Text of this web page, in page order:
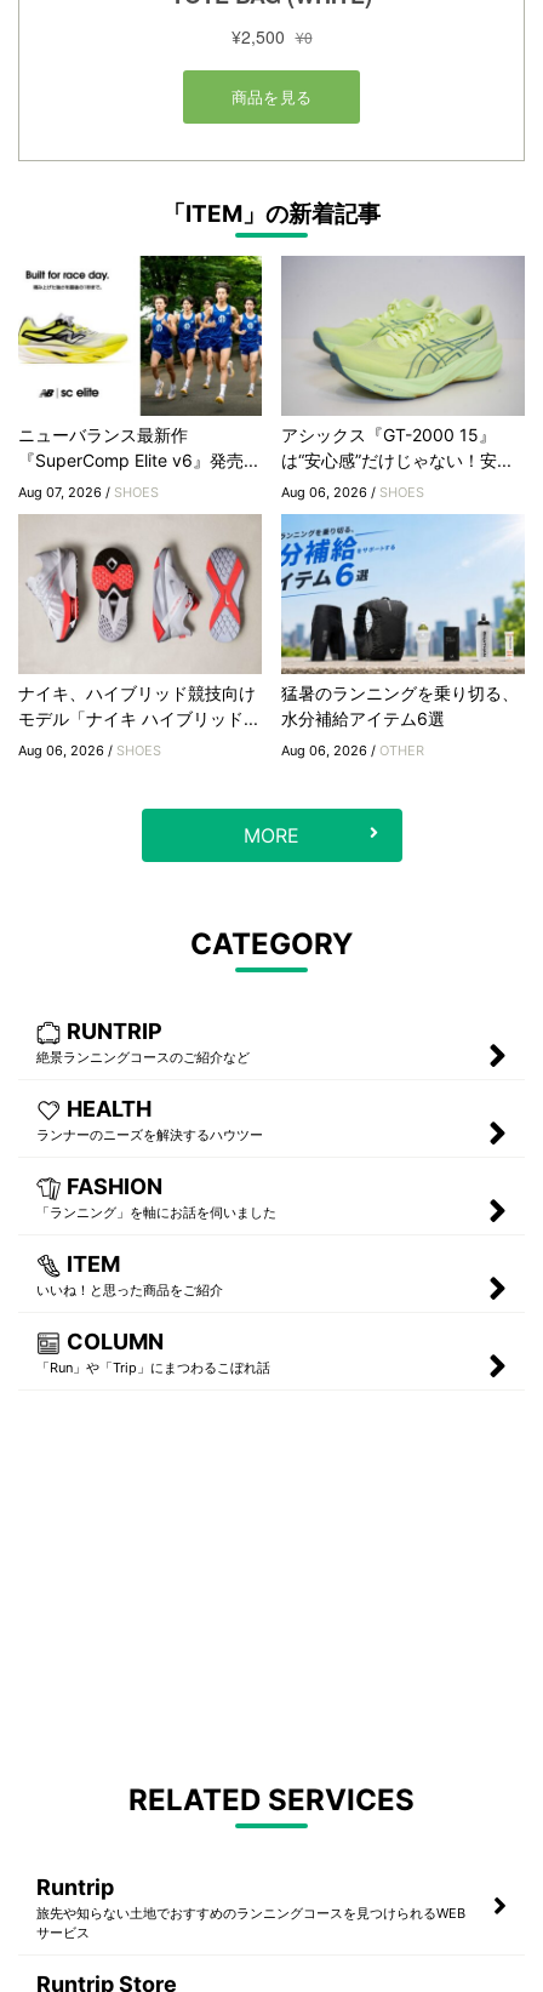
「ITEM」の新着記事
ニューバランス最新作
『SuperComp Elite v6』発売...
Aug 07, 2026 / SHOES
アシックス『GT-2000 15』
は“安心感”だけじゃない！安...
Aug 06, 2026 / SHOES
ナイキ、ハイブリッド競技向け
モデル「ナイキ ハイブリッド...
Aug 06, 2026 / SHOES
猛暑のランニングを乗り切る、
水分補給アイテム6選
Aug 06, 2026 / OTHER
MORE
CATEGORY
RUNTRIP
絶景ランニングコースのご紹介など
HEALTH
ランナーのニーズを解決するハウツー
FASHION
「ランニング」を軸にお話を伺いました
ITEM
いいね！と思った商品をご紹介
COLUMN
「Run」や「Trip」にまつわるこぼれ話
RELATED SERVICES
Runtrip
旅先や知らない土地でおすすめのランニングコースを見つけられるWEB
サービス
Runtrip Store